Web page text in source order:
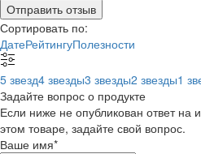
Отправить отзыв
Сортировать по:
ДатеРейтингуПолезности
5 звезд4 звезды3 звезды2 звезды1
Задайте вопрос о продукте
Если ниже не опубликован ответ на
этом товаре, задайте свой вопрос.
Ваше имя*